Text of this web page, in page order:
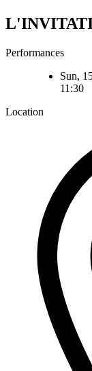
Performances
Sun,
11:30
Location